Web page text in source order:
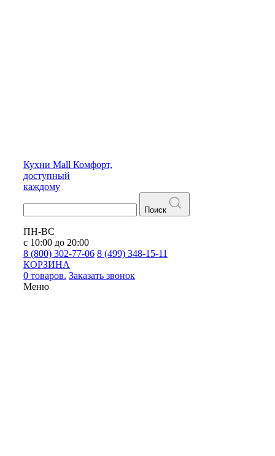
Кухни Mall Комфорт,
доступный
каждому
Поиск
ПН-ВС
с 10:00 до 20:00
8 (800) 302-77-06 8 (499) 348-15-11
КОРЗИНА
0 товаров. Заказать звонок
Меню